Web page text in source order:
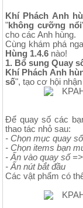
Khí Phách Anh
"không cưỡng nổi
cho các Anh hùng.
Cùng khám phá
Hùng 1.4.6 nào!
1. Bổ sung Quay
Khí Phách Anh
số", tạo cơ hội
Để quay số các
thao tác nhỏ sau:
- Chọn mục quay số
- Chọn items bạn
- Ấn vào quay số
- Ấn nút bắt đầu
Các vật phẩm có